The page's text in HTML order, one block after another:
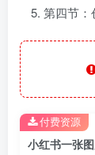
第四节：
付费资源